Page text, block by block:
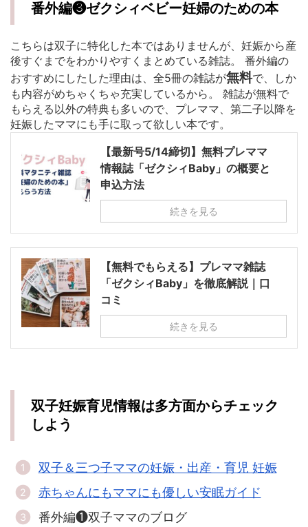
番外編❸ゼクシィベビー妊婦のための本
こちらは双子に特化した本ではありませんが、妊娠から産
後すぐまでをわかりやすくまとめている雑誌。 番外編の
おすすめにしたした理由は、全5冊の雑誌が無料で、しか
も内容がめちゃくちゃ充実しているから。 雑誌が無料で
もらえる以外の特典も多いので、プレママ、第二子以降を
妊娠したママにも手に取って欲しい本です。
【最新号5/14締切】無料プレママ
情報誌「ゼクシィBaby」の概要と
申込方法
続きを見る
【無料でもらえる】プレママ雑誌
「ゼクシィBaby」を徹底解説｜口
コミ
続きを見る
双子妊娠育児情報は多方面からチェック
しよう
双子＆三つ子ママの妊娠・出産・育児 妊娠
赤ちゃんにもママにも優しい安眠ガイド
番外編❶双子ママのブログ